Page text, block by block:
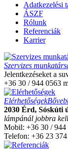
Adatkezelési
ÁSZF
Rólunk
Referenciák
Karrier
Szervizes
Jelentkezéseket a
+36 30 / 944 0563
Elérhetőségek
2030 Érd, Sóskúti
lámpánál jobbra
Mobil: +36 30 / 944
Telefon: +36 23